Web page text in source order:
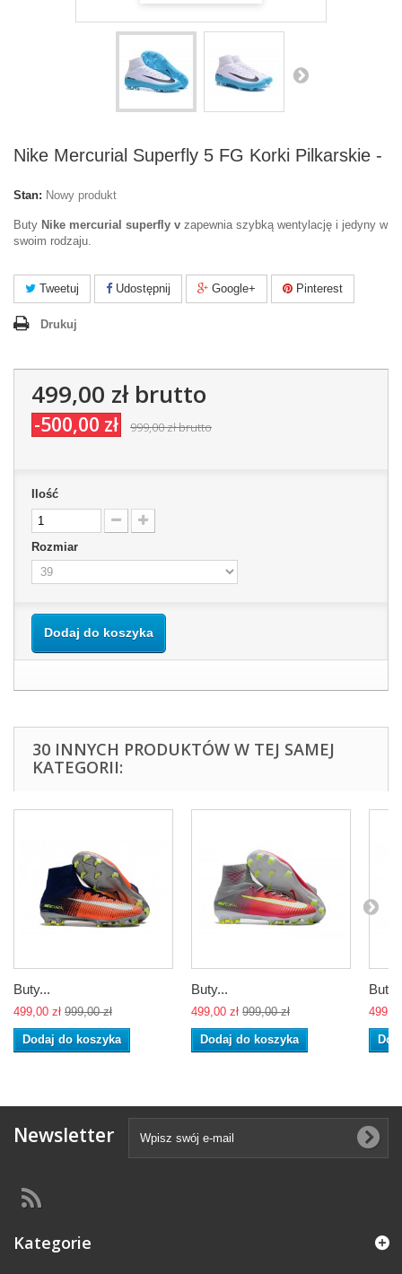
Nike Mercurial Superfly 5 FG Korki Pilkarskie -
Stan: Nowy produkt
Buty Nike mercurial superfly v zapewnia szybką wentylację i jedyny w
swoim rodzaju.
Tweetuj Udostępnij Google+ Pinterest
Drukuj
499,00 złbrutto
-500,00 zł 999,00 złbrutto
Ilość
Rozmiar
Dodaj do koszyka
30 INNYCH PRODUKTÓW W TEJ SAMEJ
KATEGORII:
Buty...
499,00 zł 999,00 zł
Dodaj do koszyka
Buty...
499,00 zł 999,00 zł
Dodaj do koszyka
Newsletter
Kategorie